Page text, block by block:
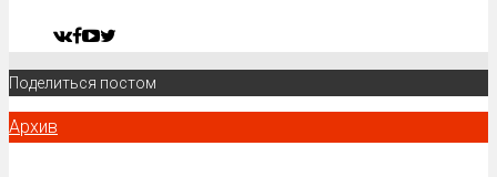
Поделиться постом
Архив